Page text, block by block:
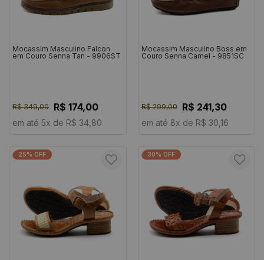
Mocassim Masculino Falcon
em Couro Senna Tan - 9906ST
R$ 349,00 R$ 174,00
em até 5x de R$ 34,80
Mocassim Masculino Boss em
Couro Senna Camel - 9851SC
R$ 299,00 R$ 241,30
em até 8x de R$ 30,16
25% OFF 30% OFF